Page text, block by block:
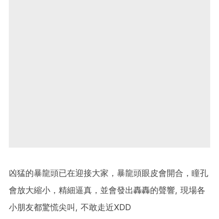
凶猛的暴龍頭已在迎接大家，暴龍頭眼皮會開合，瞳孔
會放大縮小，精細逼真，並會發出轟轟的聲響, 現場各
小朋友都驚慌尖叫, 不敢走近XDD